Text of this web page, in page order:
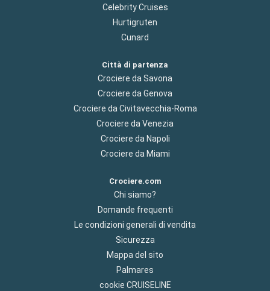
Celebrity Cruises
Hurtigruten
Cunard
Città di partenza
Crociere da Savona
Crociere da Genova
Crociere da Civitavecchia-Roma
Crociere da Venezia
Crociere da Napoli
Crociere da Miami
Crociere.com
Chi siamo?
Domande frequenti
Le condizioni generali di vendita
Sicurezza
Mappa del sito
Palmares
cookie CRUISELINE